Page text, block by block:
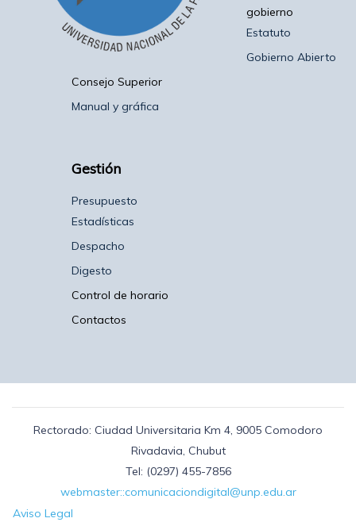
gobierno
Estatuto
Gobierno Abierto
Consejo Superior
Manual y gráfica
Gestión
Presupuesto
Estadísticas
Despacho
Digesto
Control de horario
Contactos
Rectorado: Ciudad Universitaria Km 4, 9005 Comodoro
Rivadavia, Chubut
Tel: (0297) 455-7856
webmaster::comunicaciondigital@unp.edu.ar
Aviso Legal